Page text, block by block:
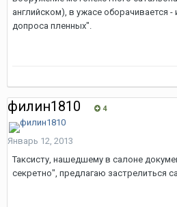
английском), в ужасе оборачивается
допроса пленных".
филин1810 4
Январь 12, 2013
Таксисту, нашедшему в салоне
секретно", предлагаю застрелиться